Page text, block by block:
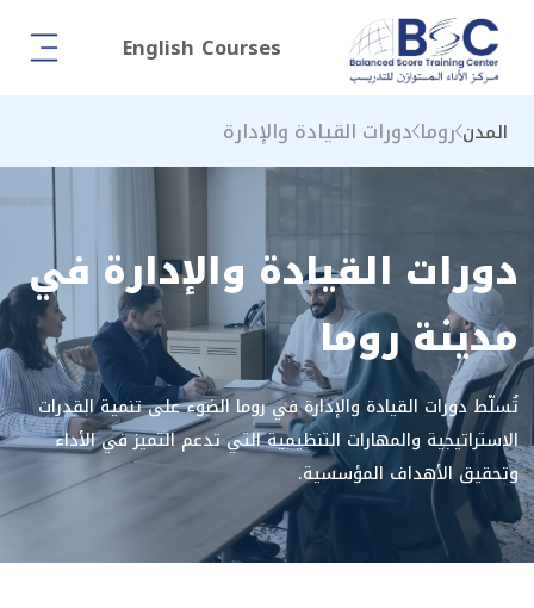
English Courses
المدن روما دورات القيادة والإدارة
دورات القيادة والإدارة في
مدينة روما
تُسلّط دورات القيادة والإدارة في روما الضوء على تنمية القدرات
الاستراتيجية والمهارات التنظيمية التي تدعم التميز في الأداء
وتحقيق الأهداف المؤسسية.